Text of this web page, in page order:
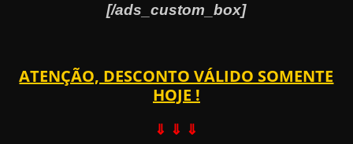
[/ads_custom_box]
ATENÇÃO, DESCONTO VÁLIDO SOMENTE
HOJE !
⇓ ⇓ ⇓